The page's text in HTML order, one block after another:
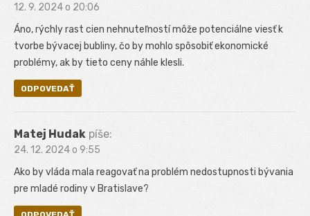
12. 9. 2024 o 20:06
Áno, rýchly rast cien nehnuteľností môže potenciálne viesť k
tvorbe bývacej bubliny, čo by mohlo spôsobiť ekonomické
problémy, ak by tieto ceny náhle klesli.
ODPOVEDAŤ
Matej Hudak píše:
24. 12. 2024 o 9:55
Ako by vláda mala reagovať na problém nedostupnosti bývania
pre mladé rodiny v Bratislave?